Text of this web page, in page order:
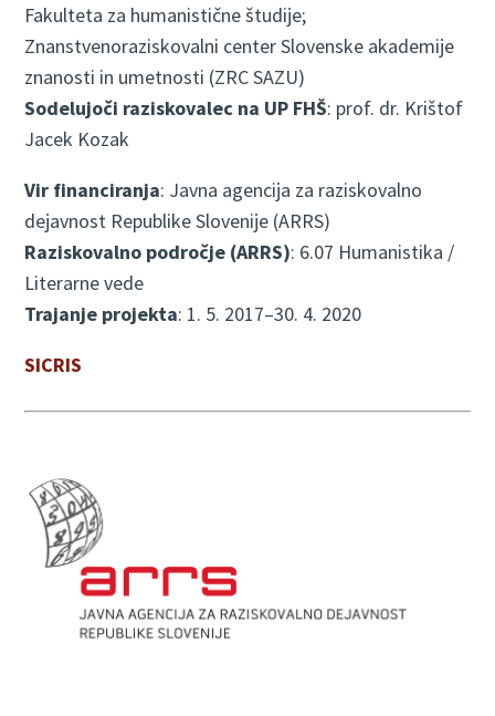
Fakulteta za humanistične študije;
Znanstvenoraziskovalni center Slovenske akademije
znanosti in umetnosti (ZRC SAZU)
Sodelujoči raziskovalec na UP FHŠ: prof. dr. Krištof
Jacek Kozak
Vir financiranja: Javna agencija za raziskovalno
dejavnost Republike Slovenije (ARRS)
Raziskovalno področje (ARRS): 6.07 Humanistika /
Literarne vede
Trajanje projekta: 1. 5. 2017–30. 4. 2020
SICRIS